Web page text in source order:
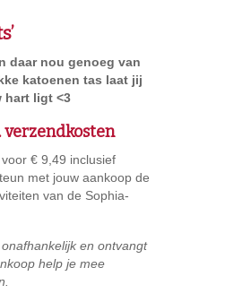
daar nou genoeg van
katoenen tas laat jij
hart ligt <3
€ 9,49 inclusief
met jouw aankoop de
van de Sophia-
en ontvangt
help je mee